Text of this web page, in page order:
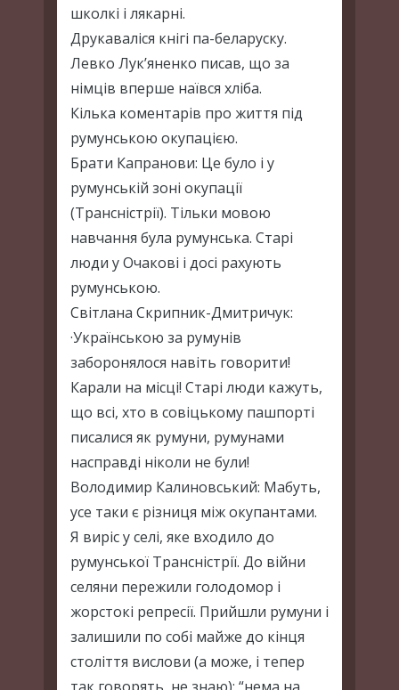
школкі і лякарні.
Друкаваліся кнігі па-беларуску.
Левко Лук’яненко писав, що за
німців вперше наївся хліба.
Кілька коментарів про життя під
румунською окупацією.
Брати Капранови: Це було і у
румунській зоні окупації
(Трансністрії). Тільки мовою
навчання була румунська. Старі
люди у Очакові і досі рахують
румунською.
Світлана Скрипник-Дмитричук:
·Українською за румунів
заборонялося навіть говорити!
Карали на місці! Старі люди кажуть,
що всі, хто в совіцькому пашпорті
писалися як румуни, румунами
насправді ніколи не були!
Володимир Калиновський: Мабуть,
усе таки є різниця між окупантами.
Я виріс у селі, яке входило до
румунської Трансністрії. До війни
селяни пережили голодомор і
жорстокі репресії. Прийшли румуни і
залишили по собі майже до кінця
століття вислови (а може, і тепер